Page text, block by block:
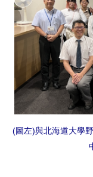
(圖左)與北海道大學